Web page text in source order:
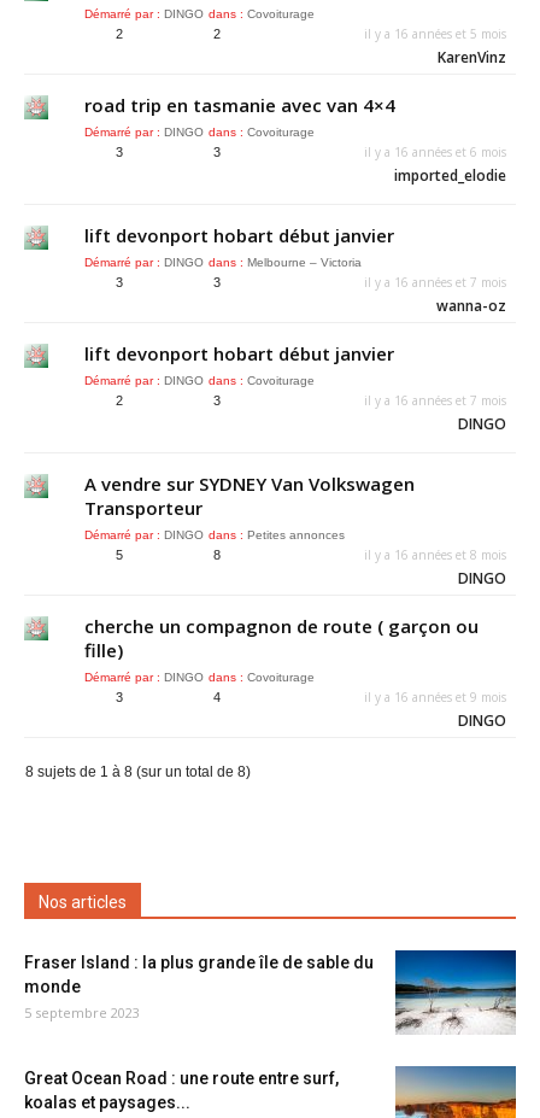
Démarré par : DINGO dans : Covoiturage
2 2 il y a 16 années et 5 mois
KarenVinz
road trip en tasmanie avec van 4×4
Démarré par : DINGO dans : Covoiturage
3 3 il y a 16 années et 6 mois
imported_elodie
lift devonport hobart début janvier
Démarré par : DINGO dans : Melbourne – Victoria
3 3 il y a 16 années et 7 mois
wanna-oz
lift devonport hobart début janvier
Démarré par : DINGO dans : Covoiturage
2 3 il y a 16 années et 7 mois
DINGO
A vendre sur SYDNEY Van Volkswagen
Transporteur
Démarré par : DINGO dans : Petites annonces
5 8 il y a 16 années et 8 mois
DINGO
cherche un compagnon de route ( garçon ou
fille)
Démarré par : DINGO dans : Covoiturage
3 4 il y a 16 années et 9 mois
DINGO
8 sujets de 1 à 8 (sur un total de 8)
Nos articles
Fraser Island : la plus grande île de sable du
monde
5 septembre 2023
Great Ocean Road : une route entre surf,
koalas et paysages...